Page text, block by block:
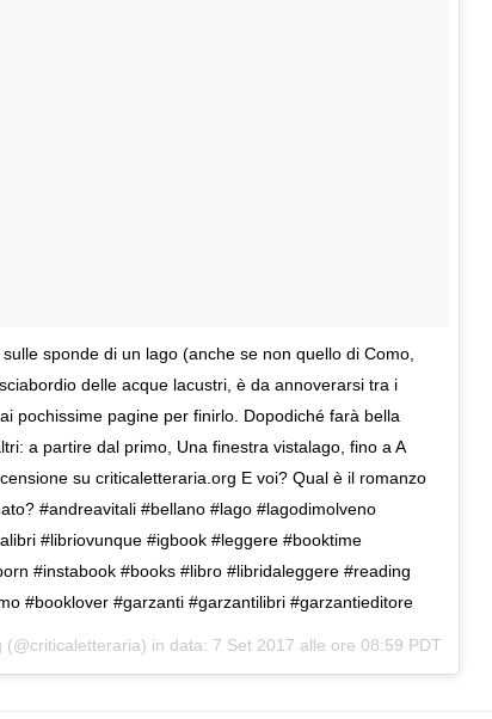
sponde di un lago (anche se non quello di Como,
delle acque lacustri, è da annoverarsi tra i
pochissime pagine per finirlo. Dopodiché farà bella
a partire dal primo, Una finestra vistalago, fino a A
su criticaletteraria.org E voi? Qual è il romanzo
#andreavitali #bellano #lago #lagodimolveno
#libriovunque #igbook #leggere #booktime
#instabook #books #libro #libridaleggere #reading
#booklover #garzanti #garzantilibri #garzantieditore
in data: 7 Set 2017 alle ore 08:59 PDT